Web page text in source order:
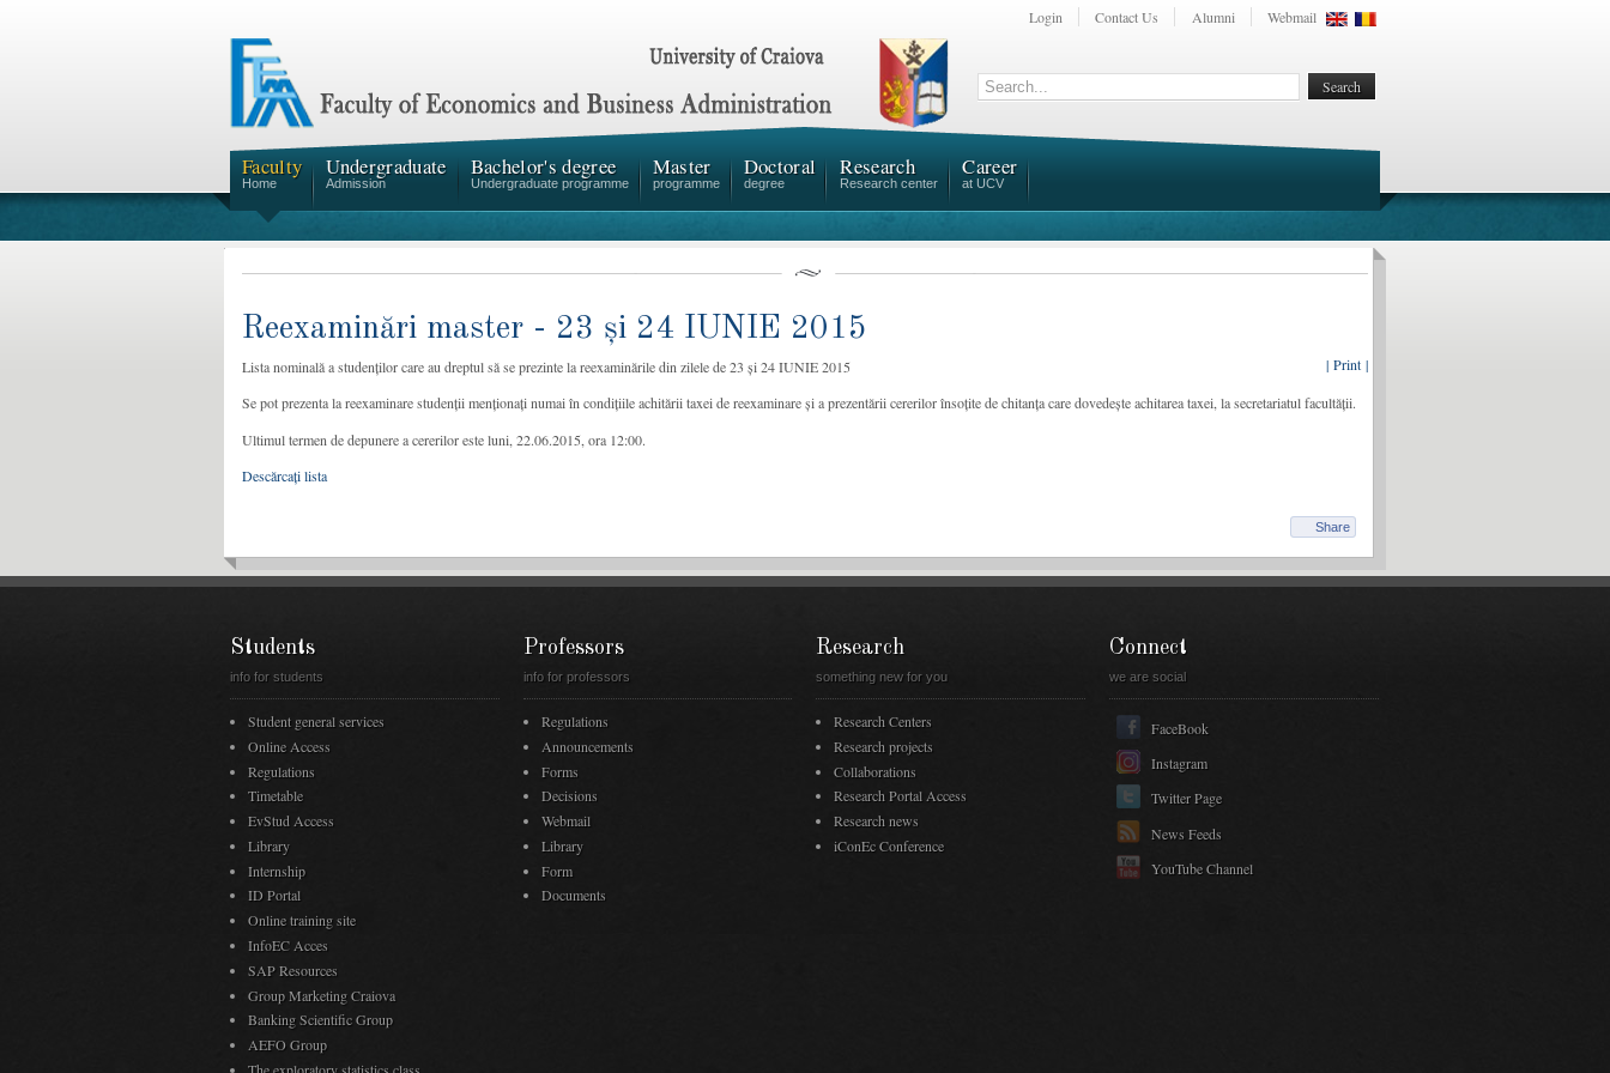
Login Contact Us Alumni Webmail
Faculty
Home
Undergraduate
Admission
Bachelor's degree
Undergraduate programme
Master
programme
Doctoral
degree
Research
Research center
Career
at UCV
Reexaminări master - 23 și 24 IUNIE 2015
| Print |
Lista nominală a studenților care au dreptul să se prezinte la reexaminările din zilele de 23 și 24 IUNIE 2015
Se pot prezenta la reexaminare studenții menționați numai în condițiile achitării taxei de reexaminare și a prezentării cererilor însoțite de chitanța care dovedește achitarea taxei, la secretariatul facultății.
Ultimul termen de depunere a cererilor este luni, 22.06.2015, ora 12:00.
Descărcați lista
Share
Students
info for students
Student general services
Online Access
Regulations
Timetable
EvStud Access
Library
Internship
ID Portal
Online training site
InfoEC Acces
SAP Resources
Group Marketing Craiova
Banking Scientific Group
AEFO Group
Professors
info for professors
Regulations
Announcements
Forms
Decisions
Webmail
Library
Form
Documents
Research
something new for you
Research Centers
Research projects
Collaborations
Research Portal Access
Research news
iConEc Conference
Connect
we are social
FaceBook
Instagram
Twitter Page
News Feeds
YouTube Channel